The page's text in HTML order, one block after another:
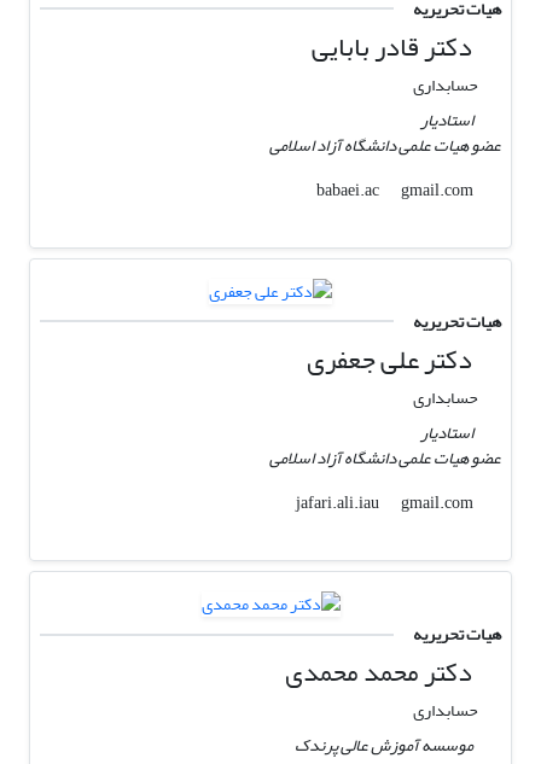
هیات تحریریه
دکتر قادر بابایی
حسابداری
استادیار
عضو هیات علمی دانشگاه آزاد اسلامی
babaei.ac
gmail.com
هیات تحریریه
دکتر علی جعفری
حسابداری
استادیار
عضو هیات علمی دانشگاه آزاد اسلامی
jafari.ali.iau
gmail.com
هیات تحریریه
دکتر محمد محمدی
حسابداری
موسسه آموزش عالی پرندک